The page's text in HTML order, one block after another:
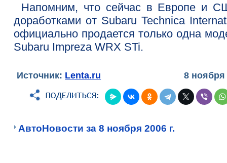
Напомним, что сейчас в Европе и
доработками от Subaru Technica
официально продается только одна
Subaru Impreza WRX STi.
Источник: Lenta.ru 8 ноября
АвтоНовости за 8 ноября 2006 г.